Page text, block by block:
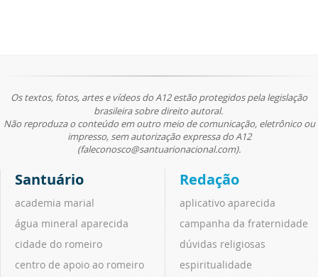
Os textos, fotos, artes e vídeos do A12 estão protegidos pela legislação
brasileira sobre direito autoral.
Não reproduza o conteúdo em outro meio de comunicação, eletrônico ou
impresso, sem autorização expressa do A12
(faleconosco@santuarionacional.com).
Santuário
academia marial
água mineral aparecida
cidade do romeiro
centro de apoio ao romeiro
Redação
aplicativo aparecida
campanha da fraternidade
dúvidas religiosas
espiritualidade